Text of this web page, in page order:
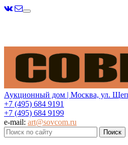
Меню
Аукционный дом | Москва, ул.
+7 (495) 684 9191
+7 (495) 684 9199
e-mail: art@sovcom.ru